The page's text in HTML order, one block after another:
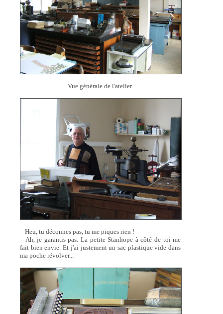
Vue générale de l'atelier.
– Heu, tu déconnes pas, tu me piques rien !
– Ah, je garantis pas. La petite Stanhope à côté de toi me
fait bien envie. Et j'ai justement un sac plastique vide dans
ma poche révolver...